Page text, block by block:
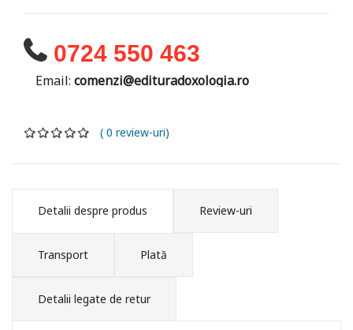
0724 550 463
Email: comenzi@edituradoxologia.ro
( 0 review-uri)
Detalii despre produs Review-uri
Transport Plată
Detalii legate de retur